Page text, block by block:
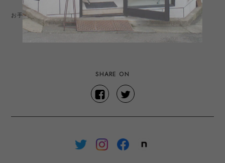
お手数お掛け致しますが、宜しくお願い致します。
SHARE ON